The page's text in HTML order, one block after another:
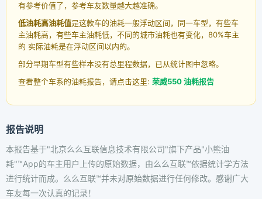
有参考价值了，参考车友数量越大越准确。
低油耗高油耗值是这款车的油耗一般浮动区间，同一车型，有些车
主油耗高，有些车主油耗低，不同的城市油耗也有变化，80%车主
的 实际油耗是在浮动区间以内的。
部分早期车型有些样本没有总里程数据，已从统计图中忽略。
查看整个车系的油耗报告，请点击这里: 荣威550 油耗报告
报告说明
本报告基于"北京么么互联信息技术有限公司"旗下产品"小熊油
耗"™App的车主用户上传的原始数据，由么么互联™依据统计学方法
进行统计而成。么么互联™并未对原始数据进行任何修改。感谢广大
车友每一次认真的记录！